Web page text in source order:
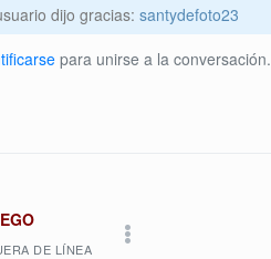
dijo gracias: santydefoto23
para unirse a la conversación.
DE LÍNEA